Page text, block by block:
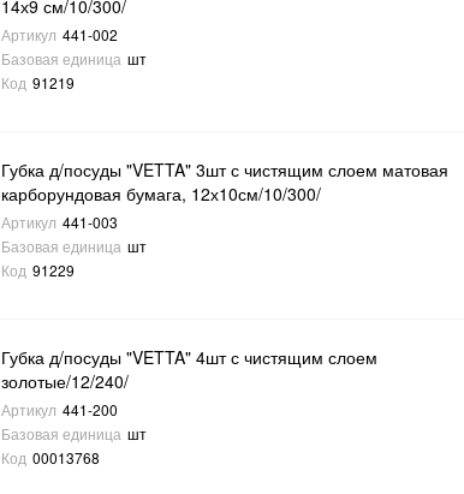
14х9 см/10/300/
Артикул 441-002
Базовая единица шт
Код 91219
Губка д/посуды "VETTA" 3шт с чистящим слоем матовая
карборундовая бумага, 12х10см/10/300/
Артикул 441-003
Базовая единица шт
Код 91229
Губка д/посуды "VETTA" 4шт с чистящим слоем
золотые/12/240/
Артикул 441-200
Базовая единица шт
Код 00013768